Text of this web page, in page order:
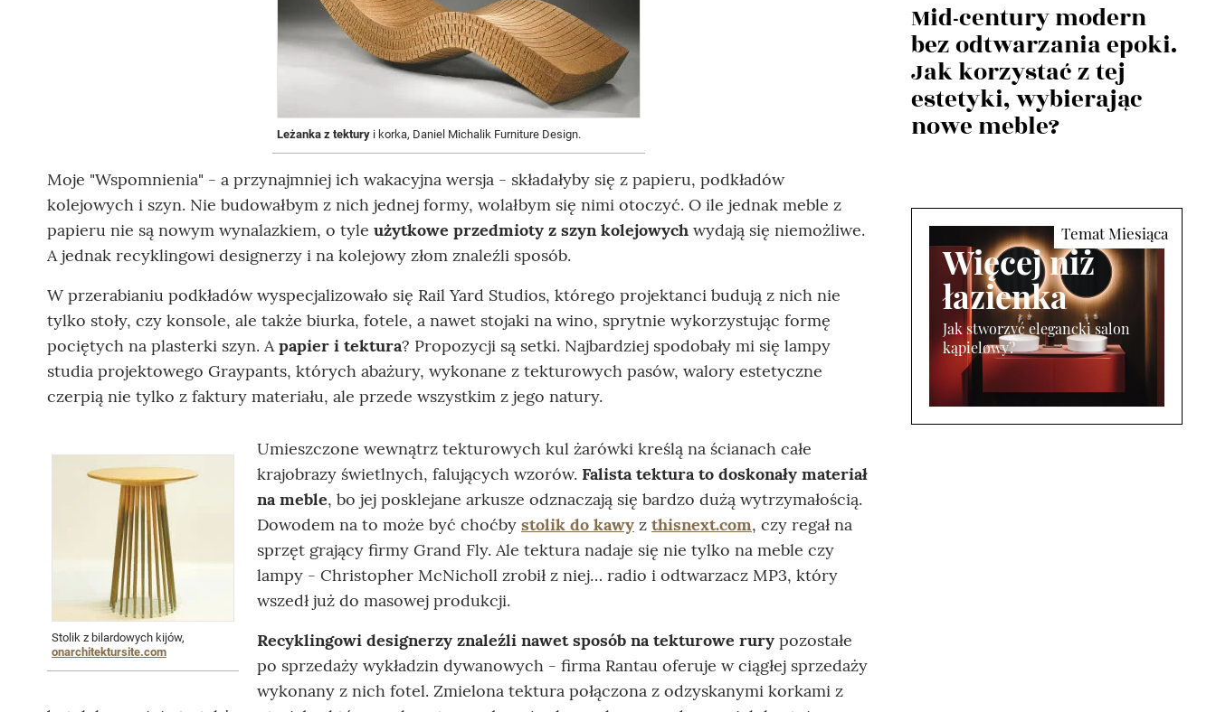
Leżanka z tektury i korka, Daniel Michalik Furniture Design.
Moje "Wspomnienia" - a przynajmniej ich wakacyjna wersja - składałyby się z papieru, podkładów
kolejowych i szyn. Nie budowałbym z nich jednej formy, wolałbym się nimi otoczyć. O ile jednak meble z
papieru nie są nowym wynalazkiem, o tyle użytkowe przedmioty z szyn kolejowych wydają się niemożliwe.
A jednak recyklingowi designerzy i na kolejowy złom znaleźli sposób.
W przerabianiu podkładów wyspecjalizowało się Rail Yard Studios, którego projektanci budują z nich nie
tylko stoły, czy konsole, ale także biurka, fotele, a nawet stojaki na wino, sprytnie wykorzystując formę
pociętych na plasterki szyn. Apapier i tektura? Propozycji są setki. Najbardziej spodobały mi się lampy
studia projektowego Graypants, których abażury, wykonane z tekturowych pasów, walory estetyczne
czerpią nie tylko z faktury materiału, ale przede wszystkim z jego natury.
Stolik z bilardowych kijów,
onarchitektursite.com
Umieszczone wewnątrz tekturowych kul żarówki kreślą na ścianach całe
krajobrazy świetlnych, falujących wzorów. Falista tektura to doskonały materiał
na meble, bo jej posklejane arkusze odznaczają się bardzo dużą wytrzymałością.
Dowodem na to może być choćby stolik do kawy z thisnext.com, czy regał na
sprzęt grający firmy Grand Fly. Ale tektura nadaje się nie tylko na meble czy
lampy - Christopher McNicholl zrobił z niej… radio i odtwarzacz MP3, który
wszedł już do masowej produkcji.
Recyklingowi designerzy znaleźli nawet sposób na tekturowe rury pozostałe
po sprzedaży wykładzin dywanowych - firma Rantau oferuje w ciągłej sprzedaży
wykonany z nich fotel. Zmielona tektura połączona z odzyskanymi korkami z
Mid-century modern
bez odtwarzania epoki.
Jak korzystać z tej
estetyki, wybierając
nowe meble?
Więcej niż
łazienka
Jak stworzyć elegancki salon
kąpielowy?